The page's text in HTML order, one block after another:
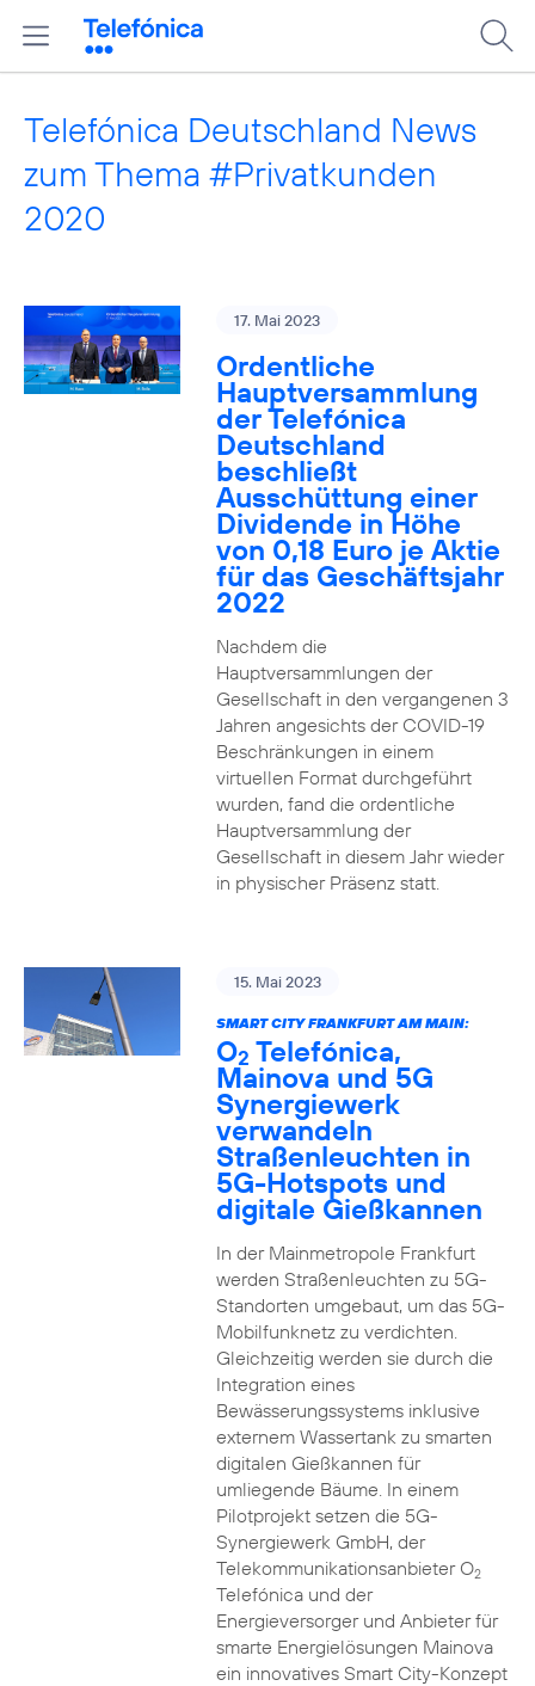
Telefónica Deutschland News
zum Thema #Privatkunden
2020
17. Mai 2023
Ordentliche
Hauptversammlung
der Telefónica
Deutschland
beschließt
Ausschüttung einer
Dividende in Höhe
von 0,18 Euro je Aktie
für das Geschäftsjahr
2022
Nachdem die
Hauptversammlungen der
Gesellschaft in den vergangenen 3
Jahren angesichts der COVID-19
Beschränkungen in einem
virtuellen Format durchgeführt
wurden, fand die ordentliche
Hauptversammlung der
Gesellschaft in diesem Jahr wieder
in physischer Präsenz statt.
15. Mai 2023
SMART CITY FRANKFURT AM MAIN:
O2 Telefónica,
Mainova und 5G
Synergiewerk
verwandeln
Straßenleuchten in
5G-Hotspots und
digitale Gießkannen
In der Mainmetropole Frankfurt
werden Straßenleuchten zu 5G-
Standorten umgebaut, um das 5G-
Mobilfunknetz zu verdichten.
Gleichzeitig werden sie durch die
Integration eines
Bewässerungssystems inklusive
externem Wassertank zu smarten
digitalen Gießkannen für
umliegende Bäume. In einem
Pilotprojekt setzen die 5G-
Synergiewerk GmbH, der
Telekommunikationsanbieter O2
Telefónica und der
Energieversorger und Anbieter für
smarte Energielösungen Mainova
ein innovatives Smart City-Konzept